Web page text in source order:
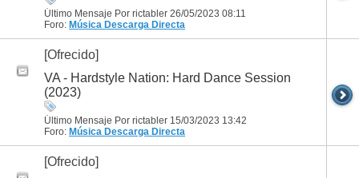
Último Mensaje Por rictabler 26/05/2023 08:11
Foro: Música Descarga Directa
[Ofrecido]
VA - Hardstyle Nation: Hard Dance Session
(2023)
Último Mensaje Por rictabler 15/03/2023 13:42
Foro: Música Descarga Directa
[Ofrecido]